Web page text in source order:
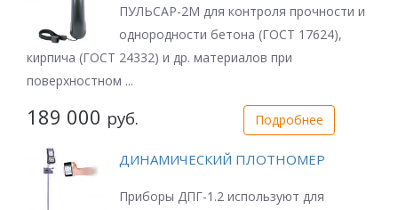
ПУЛЬСАР-2М для контроля прочности и
однородности бетона (ГОСТ 17624),
кирпича (ГОСТ 24332) и др. материалов при
поверхностном ...
189 000 руб. Подробнее
ДИНАМИЧЕСКИЙ ПЛОТНОМЕР
Приборы ДПГ-1.2 используют для